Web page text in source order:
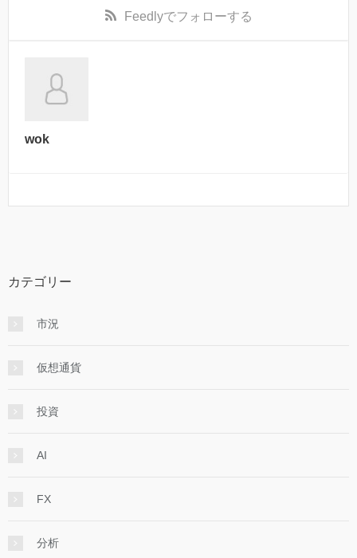
Feedlyでフォローする
wok
カテゴリー
市況
仮想通貨
投資
AI
FX
分析